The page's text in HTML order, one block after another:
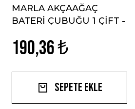
MARLA AKÇAAĞAÇ
BATERİ ÇUBUĞU 1 ÇİFT -
190,36 ₺
Sepete Ekle